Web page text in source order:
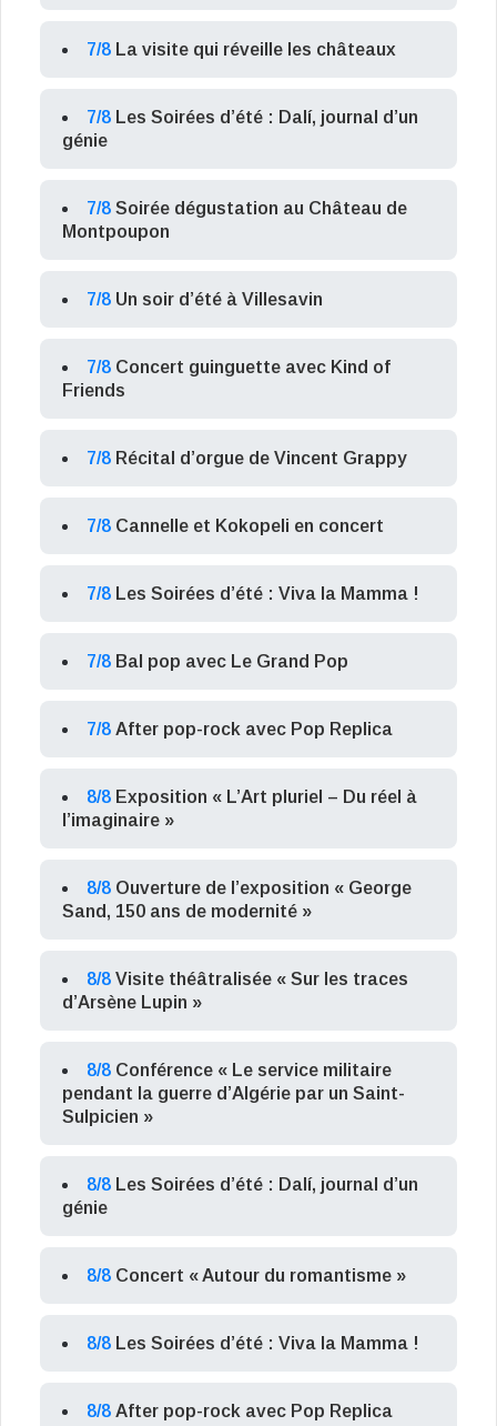
7/8 La visite qui réveille les châteaux
7/8 Les Soirées d’été : Dalí, journal d’un
génie
7/8 Soirée dégustation au Château de
Montpoupon
7/8 Un soir d’été à Villesavin
7/8 Concert guinguette avec Kind of
Friends
7/8 Récital d’orgue de Vincent Grappy
7/8 Cannelle et Kokopeli en concert
7/8 Les Soirées d’été : Viva la Mamma !
7/8 Bal pop avec Le Grand Pop
7/8 After pop-rock avec Pop Replica
8/8 Exposition « L’Art pluriel – Du réel à
l’imaginaire »
8/8 Ouverture de l’exposition « George
Sand, 150 ans de modernité »
8/8 Visite théâtralisée « Sur les traces
d’Arsène Lupin »
8/8 Conférence « Le service militaire
pendant la guerre d’Algérie par un Saint-
Sulpicien »
8/8 Les Soirées d’été : Dalí, journal d’un
génie
8/8 Concert « Autour du romantisme »
8/8 Les Soirées d’été : Viva la Mamma !
8/8 After pop-rock avec Pop Replica